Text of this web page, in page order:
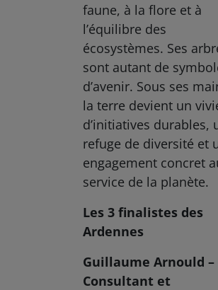
faune, à la flore et à
l’équilibre des
écosystèmes. Ses
sont autant de
d’avenir. Sous ses
la terre devient un
d’initiatives durables,
refuge de diversité et
engagement concret
service de la planète.
Les 3 finalistes des
Ardennes
Guillaume Arnould –
Consultant et